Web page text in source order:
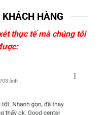
HÀNG
thực tế mà chúng tôi